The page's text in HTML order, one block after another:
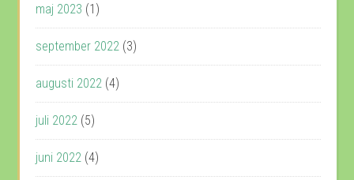
maj 2023 (1)
september 2022 (3)
augusti 2022 (4)
juli 2022 (5)
juni 2022 (4)